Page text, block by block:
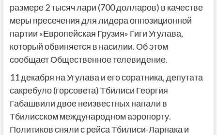
размере 2 тысяч лари (700 долларов) в качестве
меры пресечения для лидера оппозиционной
партии «Европейская Грузия» Гиги Угулава,
который обвиняется в насилии. Об этом
сообщает Общественное телевидение.
11 декабря на Угулава и его соратника, депутата
сакребуло (горсовета) Тбилиси Георгия
Габашвили двое неизвестных напали в
Тбилисском международном аэропорту.
Политиков сняли с рейса Тбилиси-Ларнака и